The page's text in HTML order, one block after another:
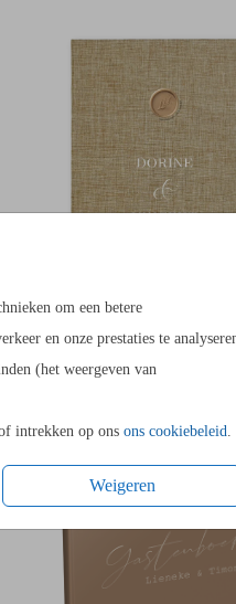
om een betere
en onze prestaties te
(het weergeven van
intrekken op ons ons cookiebeleid.
Weigeren
GASTENBOEK
LINNEN